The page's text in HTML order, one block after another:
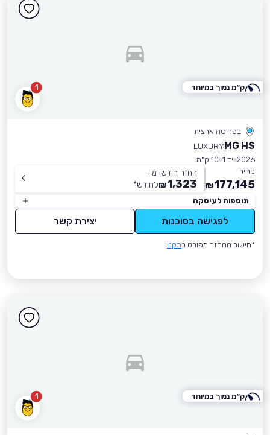
1
בפריסה ארצית
MG HS
LUXURY
2026 יד 1
10 ק״מ
מחיר
177,145
₪
החזר חודשי מ-
1,323
₪לחודש*
תוספות לעיסקה
לפגישה בסוכנות יצירת קשר
*חישוב ההחזר מפורט בתקנון
ק״מ נמוך במיוחד
1 ק״מ נמוך במיוחד